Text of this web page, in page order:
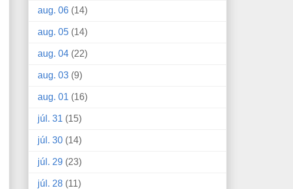
aug. 06 (14)
aug. 05 (14)
aug. 04 (22)
aug. 03 (9)
aug. 01 (16)
júl. 31 (15)
júl. 30 (14)
júl. 29 (23)
júl. 28 (11)